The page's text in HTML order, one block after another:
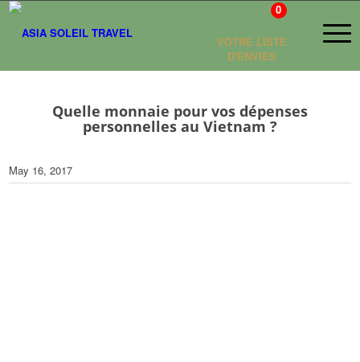
VOTRE LISTE
D'ENVIES
0
Quelle monnaie pour vos dépenses
personnelles au Vietnam ?
May 16, 2017